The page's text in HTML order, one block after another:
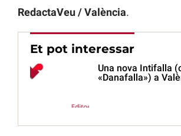
RedactaVeu / València.
Et pot interessar
Una nova Intifalla
«Danafalla») a